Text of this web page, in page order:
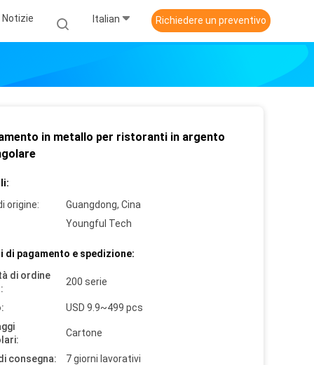
Notizie Italian Richiedere un preventivo
in metallo per ristoranti in argento
origine:
Guangdong, Cina
Youngful Tech
di pagamento e spedizione:
di ordine
200 serie
USD 9.9~499 pcs
Cartone
consegna:
7 giorni lavorativi